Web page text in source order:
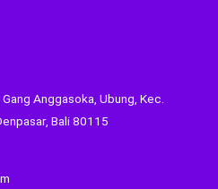
Anggasoka, Ubung, Kec.
Bali 80115